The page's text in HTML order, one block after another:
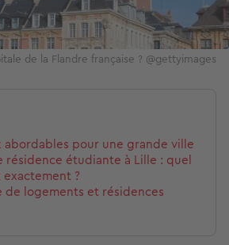
de la Flandre française ? @gettyimages
abordables pour une grande ville
résidence étudiante à Lille : quel
?
de logements et résidences